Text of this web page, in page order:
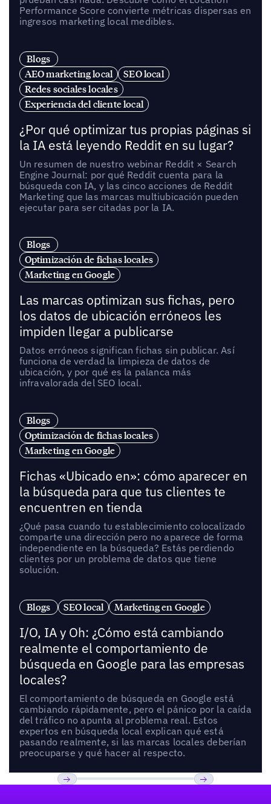
Performance Score convierte métricas dispersas en
ingresos marketing local medibles.
Blogs
AEO marketing local
SEO local
Redes sociales locales
Experiencia del cliente local
¿Por qué optimizar tus propias páginas si
la IA está leyendo Reddit en su lugar?
Un resumen de nuestro webinar Reddit × Search
Engine Journal: por qué Reddit cuenta para la
búsqueda con IA, y las cinco acciones de Reddit
Marketing que las marcas multiubicación pueden
ejecutar para ser citadas por la IA.
Blogs
Optimización de fichas locales
Marketing en Google
Las marcas optimizan sus fichas, pero
los datos de ubicación erróneos les
impiden llegar a publicarse
Datos erróneos significan fichas sin publicar. Así
funciona de verdad la limpieza de datos de
ubicación, y por qué es la palanca más
infravalorada del SEO local.
Blogs
Optimización de fichas locales
Marketing en Google
Fichas «Ubicado en»: cómo aparecer en
la búsqueda para que tus clientes te
encuentren en tienda
¿Qué pasa cuando tu establecimiento colocalizado
comparte una dirección pero no aparece de forma
independiente en la búsqueda? Estás perdiendo
clientes por un problema de datos que tiene
solución.
Blogs SEO local Marketing en Google
I/O, IA y Oh: ¿Cómo está cambiando
realmente el comportamiento de
búsqueda en Google para las empresas
locales?
El comportamiento de búsqueda en Google está
cambiando rápidamente, pero el pánico por la caída
del tráfico no apunta al problema real. Estos
expertos en búsqueda local explican qué está
pasando realmente, si las marcas locales deberían
preocuparse y qué hacer al respecto.